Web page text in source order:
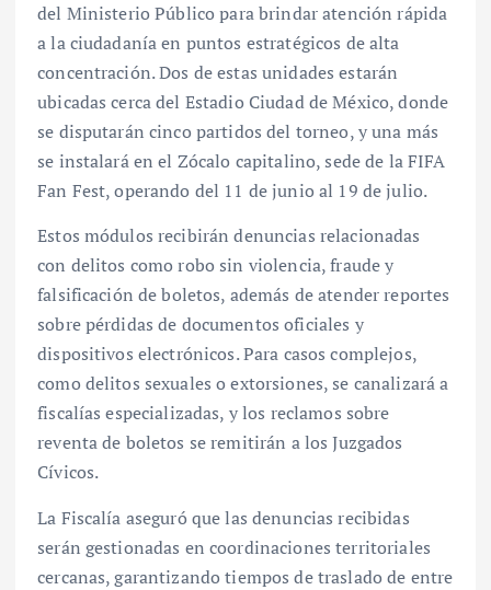
del Ministerio Público para brindar atención rápida
a la ciudadanía en puntos estratégicos de alta
concentración. Dos de estas unidades estarán
ubicadas cerca del Estadio Ciudad de México, donde
se disputarán cinco partidos del torneo, y una más
se instalará en el Zócalo capitalino, sede de la FIFA
Fan Fest, operando del 11 de junio al 19 de julio.
Estos módulos recibirán denuncias relacionadas
con delitos como robo sin violencia, fraude y
falsificación de boletos, además de atender reportes
sobre pérdidas de documentos oficiales y
dispositivos electrónicos. Para casos complejos,
como delitos sexuales o extorsiones, se canalizará a
fiscalías especializadas, y los reclamos sobre
reventa de boletos se remitirán a los Juzgados
Cívicos.
La Fiscalía aseguró que las denuncias recibidas
serán gestionadas en coordinaciones territoriales
cercanas, garantizando tiempos de traslado de entre